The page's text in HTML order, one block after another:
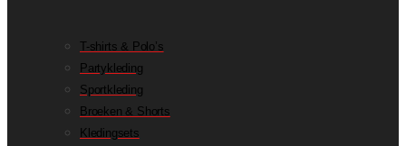
T-shirts & Polo’s
Partykleding
Sportkleding
Broeken & Shorts
Kledingsets